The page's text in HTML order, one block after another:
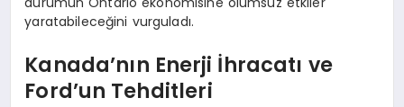
yaratabileceğini vurguladı.
Kanada’nın Enerji İhracatı ve
Ford’un Tehditleri